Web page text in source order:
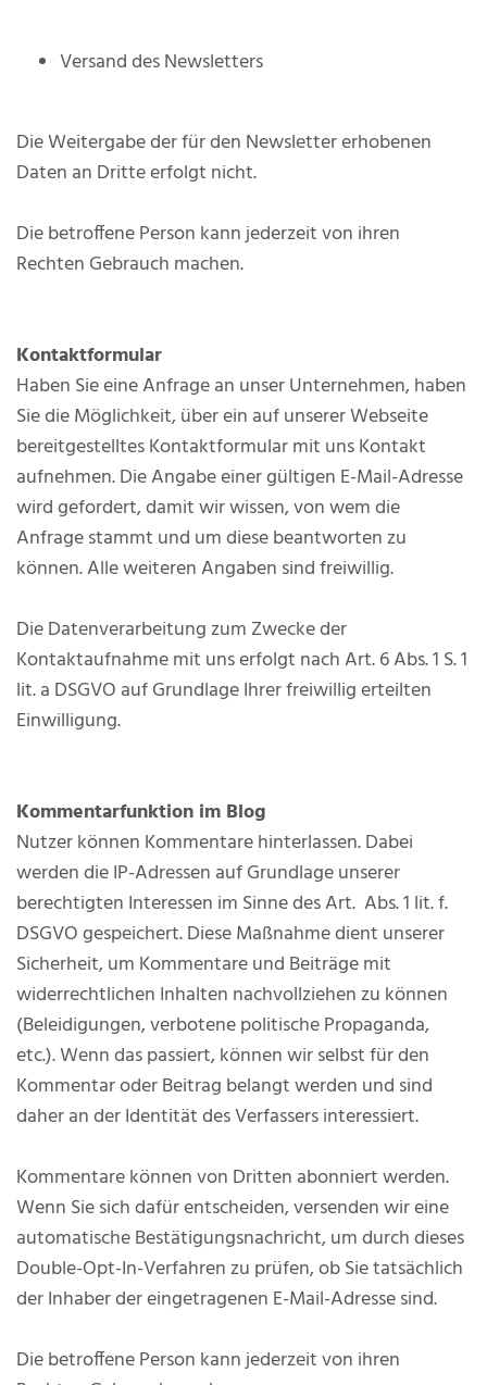
Versand des Newsletters
Die Weitergabe der für den Newsletter erhobenen
Daten an Dritte erfolgt nicht.
Die betroffene Person kann jederzeit von ihren
Rechten Gebrauch machen.
Kontaktformular
Haben Sie eine Anfrage an unser Unternehmen, haben
Sie die Möglichkeit, über ein auf unserer Webseite
bereitgestelltes Kontaktformular mit uns Kontakt
aufnehmen. Die Angabe einer gültigen E-Mail-Adresse
wird gefordert, damit wir wissen, von wem die
Anfrage stammt und um diese beantworten zu
können. Alle weiteren Angaben sind freiwillig.
Die Datenverarbeitung zum Zwecke der
Kontaktaufnahme mit uns erfolgt nach Art. 6 Abs. 1 S. 1
lit. a DSGVO auf Grundlage Ihrer freiwillig erteilten
Einwilligung.
Kommentarfunktion im Blog
Nutzer können Kommentare hinterlassen. Dabei
werden die IP-Adressen auf Grundlage unserer
berechtigten Interessen im Sinne des Art. Abs. 1 lit. f.
DSGVO gespeichert. Diese Maßnahme dient unserer
Sicherheit, um Kommentare und Beiträge mit
widerrechtlichen Inhalten nachvollziehen zu können
(Beleidigungen, verbotene politische Propaganda,
etc.). Wenn das passiert, können wir selbst für den
Kommentar oder Beitrag belangt werden und sind
daher an der Identität des Verfassers interessiert.
Kommentare können von Dritten abonniert werden.
Wenn Sie sich dafür entscheiden, versenden wir eine
automatische Bestätigungsnachricht, um durch dieses
Double-Opt-In-Verfahren zu prüfen, ob Sie tatsächlich
der Inhaber der eingetragenen E-Mail-Adresse sind.
Die betroffene Person kann jederzeit von ihren